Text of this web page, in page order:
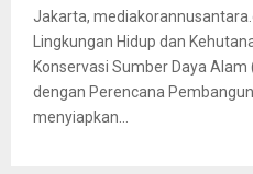
Jakarta,
Lingkungan Hidup dan
Konservasi Sumber Daya
dengan Perencana
menyiapkan...